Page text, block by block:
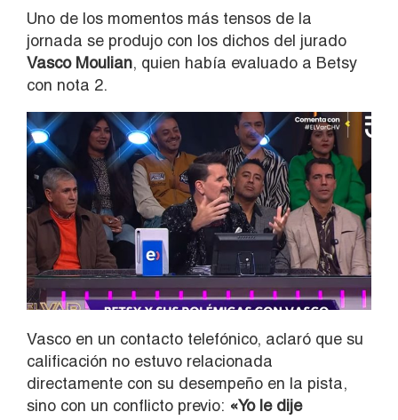
Uno de los momentos más tensos de la
jornada se produjo con los dichos del jurado
Vasco Moulian, quien había evaluado a Betsy
con nota 2.
Vasco en un contacto telefónico, aclaró que su
calificación no estuvo relacionada
directamente con su desempeño en la pista,
sino con un conflicto previo: «Yo le dije